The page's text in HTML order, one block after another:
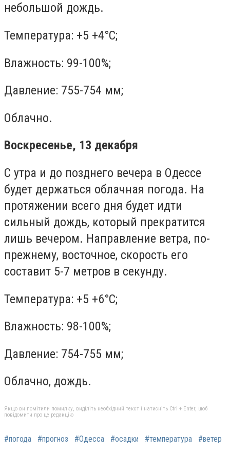
небольшой дождь.
Температура: +5 +4°C;
Влажность: 99-100%;
Давление: 755-754 мм;
Облачно.
Воскресенье, 13 декабря
С утра и до позднего вечера в Одессе
будет держаться облачная погода. На
протяжении всего дня будет идти
сильный дождь, который прекратится
лишь вечером. Направление ветра, по-
прежнему, восточное, скорость его
составит 5-7 метров в секунду.
Температура: +5 +6°C;
Влажность: 98-100%;
Давление: 754-755 мм;
Облачно, дождь.
Якщо ви помітили помилку, виділіть необхідний текст і натисніть Ctrl + Enter, щоб
повідомити про це редакцію
#погода #прогноз #Одесса #осадки #температура #ветер